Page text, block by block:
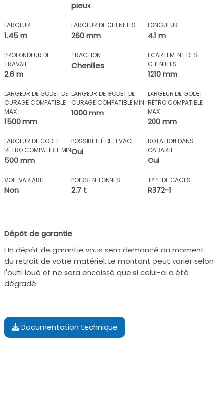
pieux
LARGEUR
1.45 m
LARGEUR DE CHENILLES
260 mm
LONGUEUR
4.1 m
PROFONDEUR DE
TRAVAIL
2.6 m
TRACTION
Chenilles
ECARTEMENT DES
CHENILLES
1210 mm
LARGEUR DE GODET DE
CURAGE COMPATIBLE
MAX
1500 mm
LARGEUR DE GODET DE
CURAGE COMPATIBLE MIN
1000 mm
LARGEUR DE GODET
RÉTRO COMPATIBLE
MAX
200 mm
LARGEUR DE GODET
RÉTRO COMPATIBLE MIN
500 mm
POSSIBILITÉ DE LEVAGE
Oui
ROTATION DANS
GABARIT
Oui
VOIE VARIABLE
Non
POIDS EN TONNES
2.7 t
TYPE DE CACES
R372-1
Dépôt de garantie
Un dépôt de garantie vous sera demandé au moment
du retrait de votre matériel. Le montant peut varier selon
l'outil loué et ne sera encaissé que si celui-ci a été
dégradé.
Documentation technique